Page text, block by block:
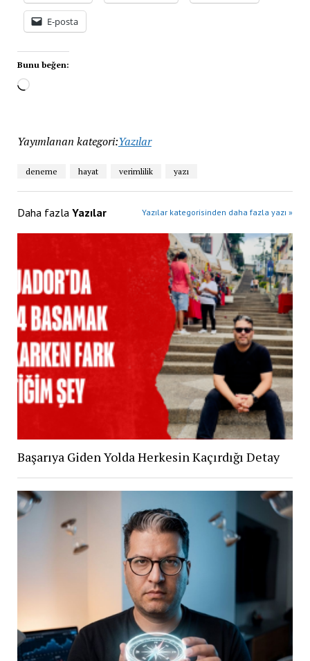
E-posta
Bunu beğen:
Yayımlanan kategori:Yazılar
deneme hayat verimlilik yazı
Daha fazla Yazılar Yazılar kategorisinden daha fazla yazı »
Başarıya Giden Yolda Herkesin Kaçırdığı Detay